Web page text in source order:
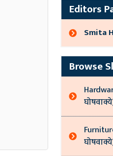
Editors
Smita
Browse